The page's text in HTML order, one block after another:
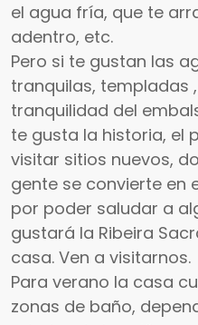
el agua fría, que te
adentro, etc.
Pero si te gustan las
tranquilas, templadas
tranquilidad del
te gusta la historia, el
visitar sitios nuevos,
gente se convierte en
por poder saludar a
gustará la Ribeira
casa. Ven a visitarnos.
Para verano la casa
zonas de baño,